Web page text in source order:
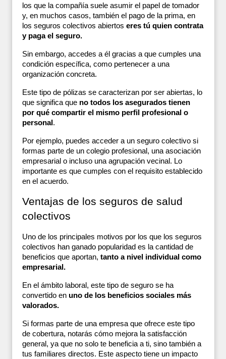
los que la compañía suele asumir el papel de tomador
y, en muchos casos, también el pago de la prima, en
los seguros colectivos abiertos eres tú quien contrata
y paga el seguro.
Sin embargo, accedes a él gracias a que cumples una
condición específica, como pertenecer a una
organización concreta.
Este tipo de pólizas se caracterizan por ser abiertas, lo
que significa que no todos los asegurados tienen
por qué compartir el mismo perfil profesional o
personal .
Por ejemplo, puedes acceder a un seguro colectivo si
formas parte de un colegio profesional, una asociación
empresarial o incluso una agrupación vecinal. Lo
importante es que cumples con el requisito establecido
en el acuerdo.
Ventajas de los seguros de salud
colectivos
Uno de los principales motivos por los que los seguros
colectivos han ganado popularidad es la cantidad de
beneficios que aportan, tanto a nivel individual como
empresarial.
En el ámbito laboral, este tipo de seguro se ha
convertido en uno de los beneficios sociales más
valorados.
Si formas parte de una empresa que ofrece este tipo
de cobertura, notarás cómo mejora la satisfacción
general, ya que no solo te beneficia a ti, sino también a
tus familiares directos. Este aspecto tiene un impacto